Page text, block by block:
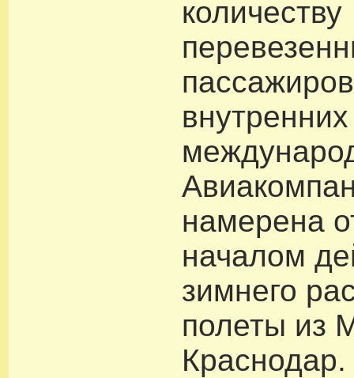
количеству
намерена
началом
зимнего
полеты из
Краснодар.